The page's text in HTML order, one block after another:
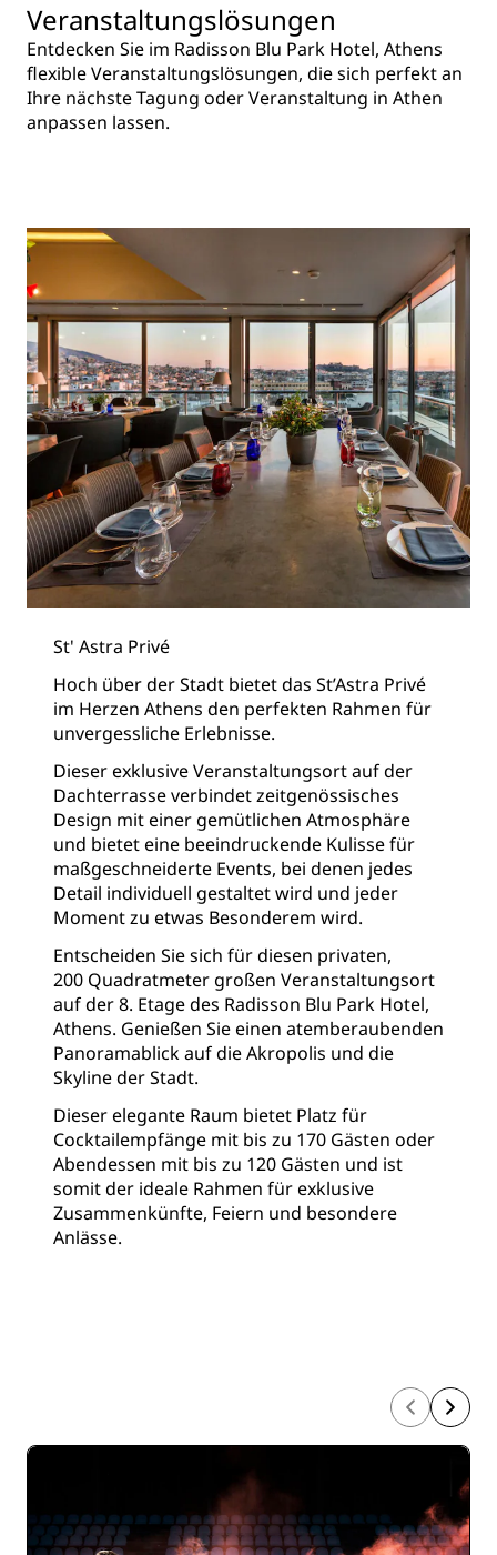
Veranstaltungslösungen
Entdecken Sie im Radisson Blu Park Hotel, Athens
flexible Veranstaltungslösungen, die sich perfekt an
Ihre nächste Tagung oder Veranstaltung in Athen
anpassen lassen.
St' Astra Privé
Hoch über der Stadt bietet das St’Astra Privé
im Herzen Athens den perfekten Rahmen für
unvergessliche Erlebnisse.
Dieser exklusive Veranstaltungsort auf der
Dachterrasse verbindet zeitgenössisches
Design mit einer gemütlichen Atmosphäre
und bietet eine beeindruckende Kulisse für
maßgeschneiderte Events, bei denen jedes
Detail individuell gestaltet wird und jeder
Moment zu etwas Besonderem wird.
Entscheiden Sie sich für diesen privaten,
200 Quadratmeter großen Veranstaltungsort
auf der 8. Etage des Radisson Blu Park Hotel,
Athens. Genießen Sie einen atemberaubenden
Panoramablick auf die Akropolis und die
Skyline der Stadt.
Dieser elegante Raum bietet Platz für
Cocktailempfänge mit bis zu 170 Gästen oder
Abendessen mit bis zu 120 Gästen und ist
somit der ideale Rahmen für exklusive
Zusammenkünfte, Feiern und besondere
Anlässe.